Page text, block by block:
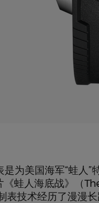
为美国海军“蛙人”
《蛙人海底战》（
表技术经历了漫漫